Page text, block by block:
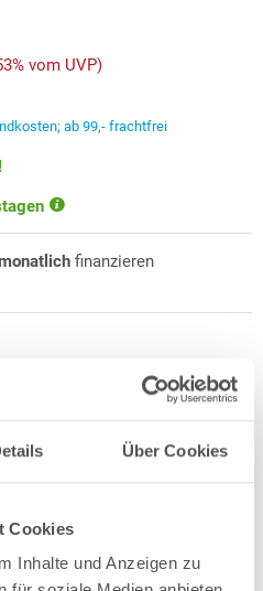
Über Cookies
Cookies
Inhalte und Anzeigen zu
vom UVP)
ab 99,- frachtfrei
finanzieren
aus Isolier-Schalelementen
ca. 0,8 mm
mit Keilbiese +
Setinkl.: